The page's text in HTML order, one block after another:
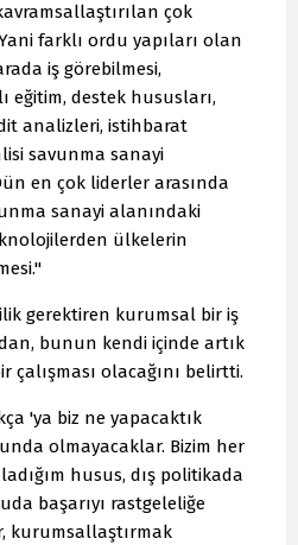
çok
farklı ordu yapıları olan
iş görebilmesi,
eğitim, destek hususları,
analizleri, istihbarat
savunma sanayi
en çok liderler arasında
sanayi alanındaki
ülkelerin
gerektiren kurumsal bir iş
bunun kendi içinde artık
çalışması olacağını belirtti.
'ya biz ne yapacaktık
olmayacaklar. Bizim her
husus, dış politikada
başarıyı rastgeleliğe
kurumsallaştırmak